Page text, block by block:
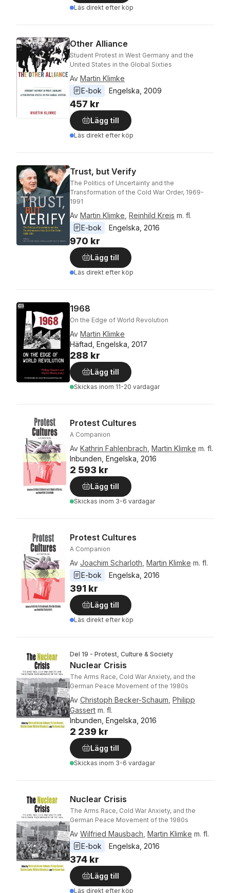
Läs direkt efter köp
Other Alliance
Student Protest in West Germany and the
United States in the Global Sixties
Av Martin Klimke
E-bok
Engelska 2009
457 kr
Lägg till
Läs direkt efter köp
Trust, but Verify
The Politics of Uncertainty and the
Transformation of the Cold War Order, 1969-
1991
Av Martin Klimke Reinhild Kreis m. fl.
E-bok
Engelska 2016
970 kr
Lägg till
Läs direkt efter köp
1968
On the Edge of World Revolution
Av Martin Klimke
Häftad, Engelska, 2017
288 kr
Lägg till
Skickas inom 11-20 vardagar
Protest Cultures
A Companion
Av Kathrin Fahlenbrach Martin Klimke m. fl.
Inbunden, Engelska, 2016
2 593 kr
Lägg till
Skickas inom 3-6 vardagar
Protest Cultures
A Companion
Av Joachim Scharloth Martin Klimke m. fl.
E-bok
Engelska 2016
391 kr
Lägg till
Läs direkt efter köp
Del 19 - Protest, Culture & Society
Nuclear Crisis
The Arms Race, Cold War Anxiety, and the
German Peace Movement of the 1980s
Av Christoph Becker-Schaum Philipp
Gassert m. fl.
Inbunden, Engelska, 2016
2 239 kr
Lägg till
Skickas inom 3-6 vardagar
Nuclear Crisis
The Arms Race, Cold War Anxiety, and the
German Peace Movement of the 1980s
Av Wilfried Mausbach Martin Klimke m. fl.
E-bok
Engelska 2016
374 kr
Lägg till
Läs direkt efter köp